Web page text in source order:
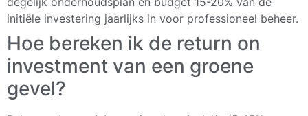
initiële investering jaarlijks in voor professioneel beheer.
Hoe bereken ik de return on
investment van een groene
gevel?